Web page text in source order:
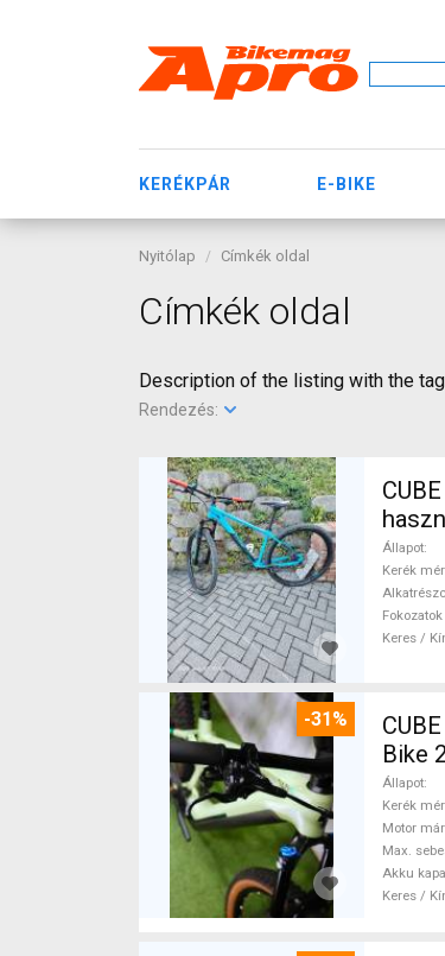
KERÉKPÁR E-BIKE
Nyitólap Címkék oldal
Címkék oldal
Description of the listing with the
Rendezés:
Állapot
Kerék
Keres /
-31%
Bike
Állapot
Kerék
Motor
Akku
Keres /